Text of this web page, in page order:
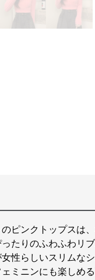
ピンクトップスは
たりのふわふわリ
性らしいスリムな
ミニンにも楽しめ